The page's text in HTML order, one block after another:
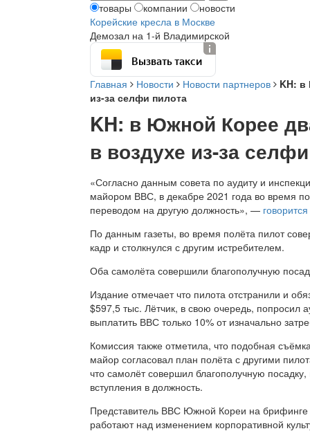
товары компании
новости
Корейские кресла в Москве
Демозал на 1-й Владимирской
Вызвать такси
Главная Новости Новости партнеров
KH: в
из-за селфи пилота
KH: в Южной Корее
в воздухе из-за
«Согласно данным совета по аудиту и
майором ВВС, в декабре 2021 года во время
переводом на другую должность», — говорится
По данным газеты, во время полёта пилот
кадр и столкнулся с другим истребителем.
Оба самолёта совершили благополучную
Издание отмечает что пилота отстранили и
$597,5 тыс. Лётчик, в свою очередь, попросил
выплатить ВВС только 10% от изначально
Комиссия также отметила, что подобная
майор согласовал план полёта с другими
что самолёт совершил благополучную
вступления в должность.
Представитель ВВС Южной Кореи на брифинге
работают над изменением корпоративной